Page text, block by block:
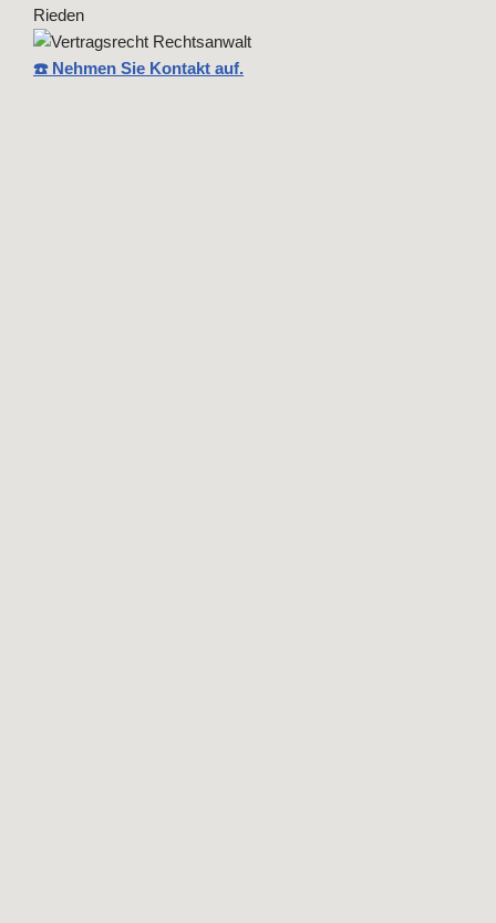
☎️ Nehmen Sie Kontakt auf.